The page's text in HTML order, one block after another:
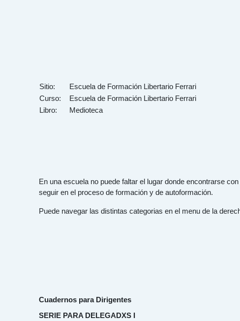
Sitio:
Escuela de Formación Libertario Ferrari
Curso:
Escuela de Formación Libertario Ferrari
Libro:
Medioteca
En una escuela no puede faltar el lugar donde encontrarse
seguir en el proceso de formación y de autoformación.
Puede navegar las distintas categorias en el menu de la
Cuadernos para Dirigentes
SERIE PARA DELEGADXS I